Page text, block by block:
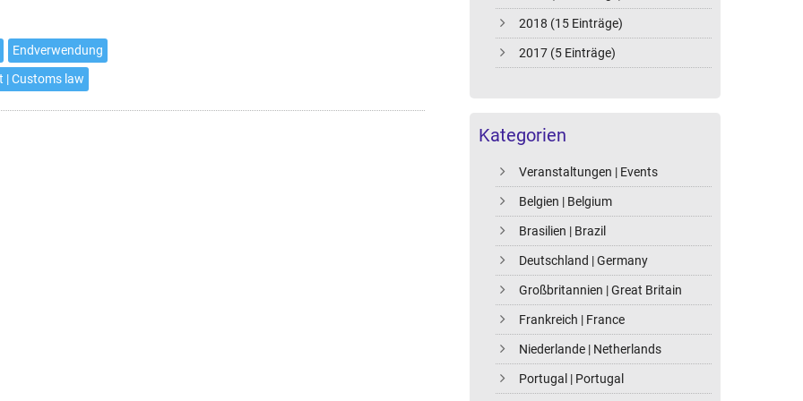
2018 (15 Einträge)
2017 (5 Einträge)
Kategorien
Veranstaltungen | Events
Belgien | Belgium
Brasilien | Brazil
Deutschland | Germany
Großbritannien | Great Britain
Frankreich | France
Niederlande | Netherlands
Portugal | Portugal
Endverwendung
| Customs law